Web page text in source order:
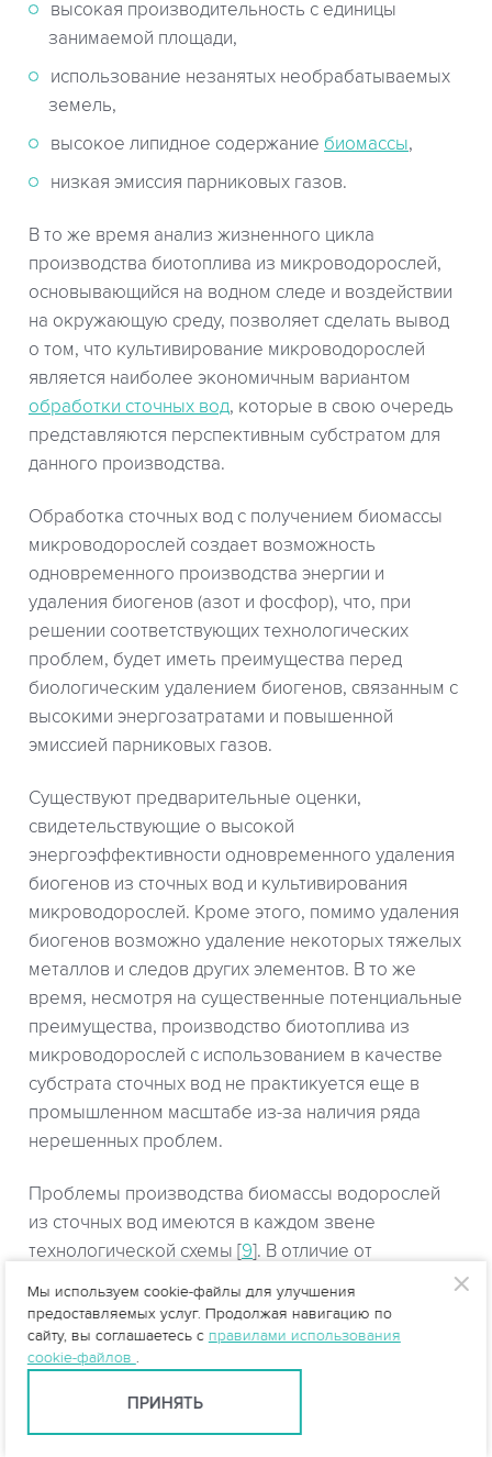
высокая производительность с единицы
занимаемой площади,
использование незанятых необрабатываемых
земель,
высокое липидное содержание биомассы,
низкая эмиссия парниковых газов.
В то же время анализ жизненного цикла
производства биотоплива из микроводорослей,
основывающийся на водном следе и воздействии
на окружающую среду, позволяет сделать вывод
о том, что культивирование микроводорослей
является наиболее экономичным вариантом
обработки сточных вод, которые в свою очередь
представляются перспективным субстратом для
данного производства.
Обработка сточных вод с получением биомассы
микроводорослей создает возможность
одновременного производства энергии и
удаления биогенов (азот и фосфор), что, при
решении соответствующих технологических
проблем, будет иметь преимущества перед
биологическим удалением биогенов, связанным с
высокими энергозатратами и повышенной
эмиссией парниковых газов.
Существуют предварительные оценки,
свидетельствующие о высокой
энергоэффективности одновременного удаления
биогенов из сточных вод и культивирования
микроводорослей. Кроме этого, помимо удаления
биогенов возможно удаление некоторых тяжелых
металлов и следов других элементов. В то же
время, несмотря на существенные потенциальные
преимущества, производство биотоплива из
микроводорослей с использованием в качестве
субстрата сточных вод не практикуется еще в
промышленном масштабе из-за наличия ряда
нерешенных проблем.
Проблемы производства биомассы водорослей
из сточных вод имеются в каждом звене
технологической схемы [9]. В отличие от
микроводорослей в пресной воде, в случае
сточных вод скорость роста и состав
микроводорослей изменяются в зависимости от
исходных параметров субстрата. Липидный состав
Мы используем cookie-файлы для улучшения
предоставляемых услуг. Продолжая навигацию по
сайту, вы соглашаетесь с правилами использования
cookie-файлов .
ПРИНЯТЬ